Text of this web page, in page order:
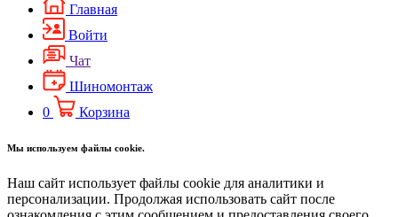
Главная
Войти
Чат
Шиномонтаж
0
Корзина
Мы используем файлы cookie.
Наш сайт использует файлы cookie для аналитики и
персонализации. Продолжая использовать сайт после